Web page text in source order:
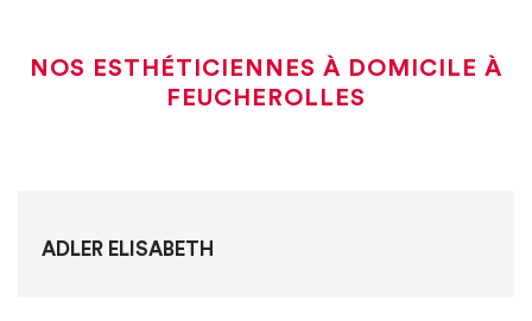
NOS ESTHÉTICIENNES À DOMICILE À
FEUCHEROLLES
ADLER ELISABETH